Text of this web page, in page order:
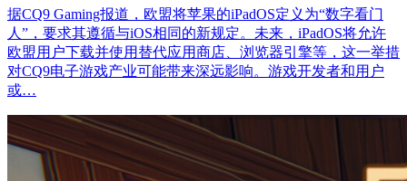
据CQ9 Gaming报道，欧盟将苹果的iPadOS定义为“数字看门
人”，要求其遵循与iOS相同的新规定。未来，iPadOS将允许
欧盟用户下载并使用替代应用商店、浏览器引擎等，这一举措
对CQ9电子游戏产业可能带来深远影响。游戏开发者和用户
或…